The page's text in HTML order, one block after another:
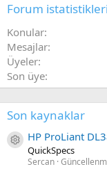
Forum istatistikleri
Konular
Mesajlar
Üyeler
Son üye
Son kaynaklar
Kaynak ikon/
HP ProLiant
QuickSpecs
Sercan